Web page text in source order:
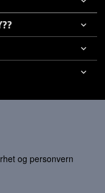
og personvern